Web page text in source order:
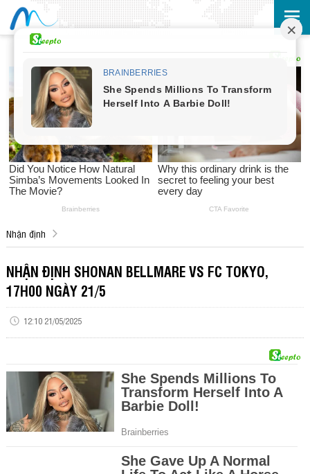
Nhận định
NHẬN ĐỊNH SHONAN BELLMARE VS FC TOKYO,
17H00 NGÀY 21/5
12:10 21/05/2025